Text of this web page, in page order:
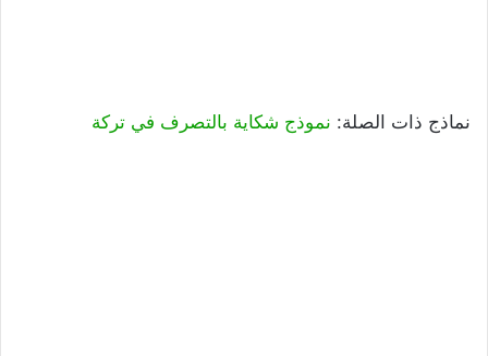
نماذج ذات الصلة: نموذج شكاية بالتصرف في تركة